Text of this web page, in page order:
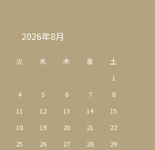
2026年8月
火 水 木 金 土
1
4 5 6 7
8
11 12 13 14
15
18 19 20 21
22
25 26 27 28
29